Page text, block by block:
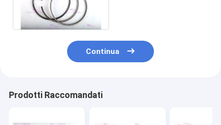
Continua
Prodotti Raccomandati